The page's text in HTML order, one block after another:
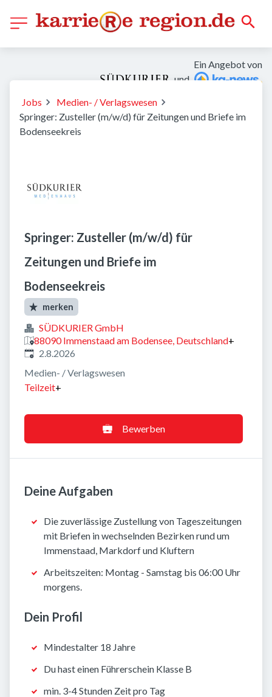
Ein Angebot von
und
Jobs
Medien- / Verlagswesen
Springer: Zusteller (m/w/d) für Zeitungen und Briefe im
Bodenseekreis
Springer: Zusteller (m/w/d) für
Zeitungen und Briefe im
Bodenseekreis
merken
SÜDKURIER GmbH
88090 Immenstaad am Bodensee, Deutschland+
Veröffentlicht
2.8.2026
Medien- / Verlagswesen
Teilzeit+
Bewerben
Deine Aufgaben
Die zuverlässige Zustellung von Tageszeitungen
mit Briefen in wechselnden Bezirken rund um
Immenstaad, Markdorf und Kluftern
Arbeitszeiten: Montag - Samstag bis 06:00 Uhr
morgens.
Dein Profil
Mindestalter 18 Jahre
Du hast einen Führerschein Klasse B
min. 3-4 Stunden Zeit pro Tag